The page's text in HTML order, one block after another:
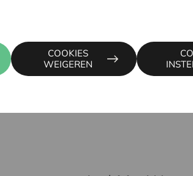
COOKIES
WEIGEREN